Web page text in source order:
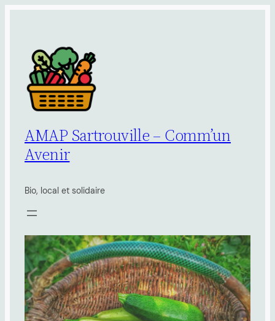
contenu
AMAP Sartrouville – Comm’un
Avenir
Bio, local et solidaire